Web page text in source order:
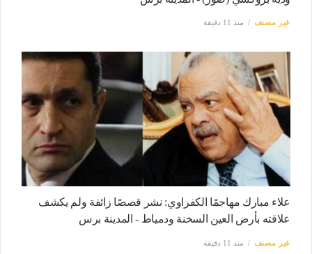
غير مصنف منذ 11 دقيقة
علاء مبارك مهاجمًا الكفراوي: نشر قصصًا زائفة ولم يكشف
علاقته بأرض العين السخنة ودمياط - المدينة برس
غير مصنف منذ 11 دقيقة